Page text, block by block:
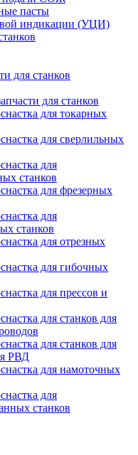
пасты
индикации (УЦИ)
для станков
для станков
для токарных
для сверлильных
для
станков
для фрезерных
для
станков
для отрезных
для гибочных
для прессов и
для станков для
для станков для
РВД
для намоточных
для
станков